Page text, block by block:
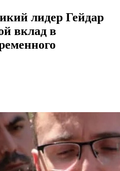
лидер Гейдар
вклад в